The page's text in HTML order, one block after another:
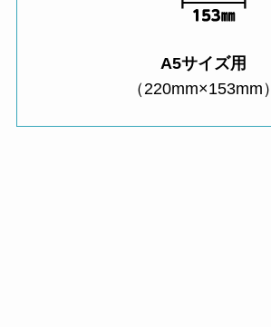
A5サイズ用
（220mm×153mm）